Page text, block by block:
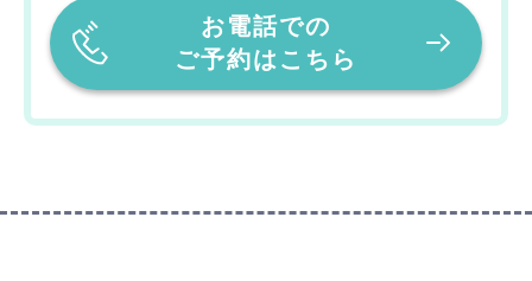
お電話での
ご予約はこちら